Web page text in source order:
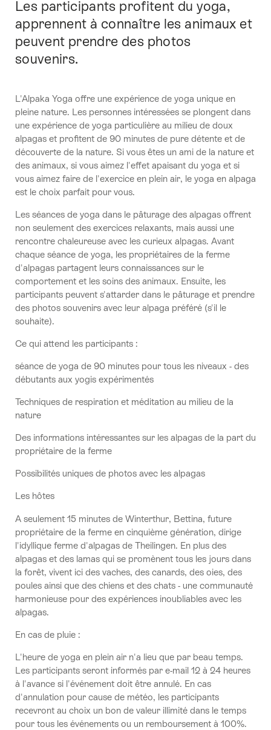
informations
sur
Date
informations
sur
Introduction
Les participants profitent du yoga,
apprennent à connaître les animaux et
peuvent prendre des photos
souvenirs.
L'Alpaka Yoga offre une expérience de yoga unique en
pleine nature. Les personnes intéressées se plongent dans
une expérience de yoga particulière au milieu de doux
alpagas et profitent de 90 minutes de pure détente et de
découverte de la nature. Si vous êtes un ami de la nature et
des animaux, si vous aimez l'effet apaisant du yoga et si
vous aimez faire de l'exercice en plein air, le yoga en alpaga
est le choix parfait pour vous.
Les séances de yoga dans le pâturage des alpagas offrent
non seulement des exercices relaxants, mais aussi une
rencontre chaleureuse avec les curieux alpagas. Avant
chaque séance de yoga, les propriétaires de la ferme
d'alpagas partagent leurs connaissances sur le
comportement et les soins des animaux. Ensuite, les
participants peuvent s'attarder dans le pâturage et prendre
des photos souvenirs avec leur alpaga préféré (s'il le
souhaite).
Ce qui attend les participants :
séance de yoga de 90 minutes pour tous les niveaux - des
débutants aux yogis expérimentés
Techniques de respiration et méditation au milieu de la
nature
Des informations intéressantes sur les alpagas de la part du
propriétaire de la ferme
Possibilités uniques de photos avec les alpagas
Les hôtes
A seulement 15 minutes de Winterthur, Bettina, future
propriétaire de la ferme en cinquième génération, dirige
l'idyllique ferme d'alpagas de Theilingen. En plus des
alpagas et des lamas qui se promènent tous les jours dans
la forêt, vivent ici des vaches, des canards, des oies, des
poules ainsi que des chiens et des chats - une communauté
harmonieuse pour des expériences inoubliables avec les
alpagas.
En cas de pluie :
L'heure de yoga en plein air n'a lieu que par beau temps.
Les participants seront informés par e-mail 12 à 24 heures
à l'avance si l'événement doit être annulé. En cas
d'annulation pour cause de météo, les participants
recevront au choix un bon de valeur illimité dans le temps
pour tous les événements ou un remboursement à 100%.